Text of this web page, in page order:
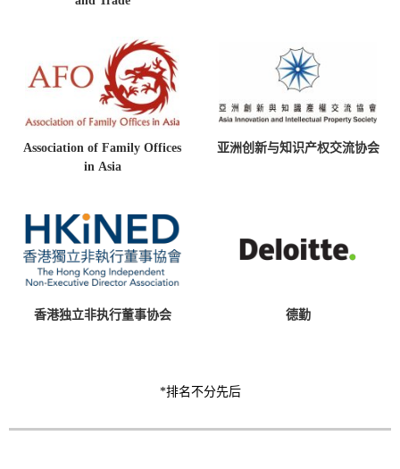
Association of Family Offices
in Asia
亚洲创新与知识产权交流协会
香港独立非执行董事协会 德勤
*排名不分先后